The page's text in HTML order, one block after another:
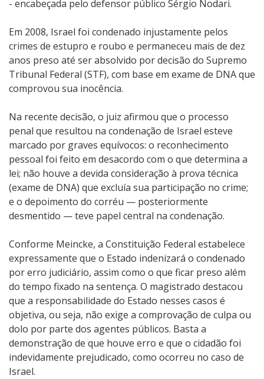
- encabeçada pelo defensor público Sérgio Nodari.
Em 2008, Israel foi condenado injustamente pelos
crimes de estupro e roubo e permaneceu mais de dez
anos preso até ser absolvido por decisão do Supremo
Tribunal Federal (STF), com base em exame de DNA que
comprovou sua inocência.
Na recente decisão, o juiz afirmou que o processo
penal que resultou na condenação de Israel esteve
marcado por graves equívocos: o reconhecimento
pessoal foi feito em desacordo com o que determina a
lei; não houve a devida consideração à prova técnica
(exame de DNA) que excluía sua participação no crime;
e o depoimento do corréu — posteriormente
desmentido — teve papel central na condenação.
Conforme Meincke, a Constituição Federal estabelece
expressamente que o Estado indenizará o condenado
por erro judiciário, assim como o que ficar preso além
do tempo fixado na sentença. O magistrado destacou
que a responsabilidade do Estado nesses casos é
objetiva, ou seja, não exige a comprovação de culpa ou
dolo por parte dos agentes públicos. Basta a
demonstração de que houve erro e que o cidadão foi
indevidamente prejudicado, como ocorreu no caso de
Israel.